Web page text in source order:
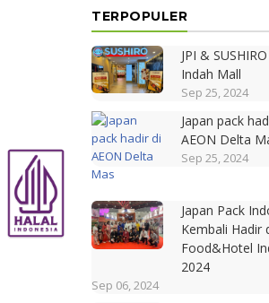
TERPOPULER
JPI &
Indah Mall
Sep 25, 2024
Japan pack
AEON Delta
Sep 25, 2024
Japan Pack
Kembali Hadir
Food&Hotel
2024
Sep 06, 2024